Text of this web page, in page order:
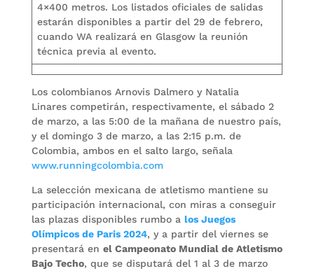
4×400 metros. Los listados oficiales de salidas
estarán disponibles a partir del 29 de febrero,
cuando WA realizará en Glasgow la reunión
técnica previa al evento.
Los colombianos Arnovis Dalmero y Natalia
Linares competirán, respectivamente, el sábado 2
de marzo, a las 5:00 de la mañana de nuestro país,
y el domingo 3 de marzo, a las 2:15 p.m. de
Colombia, ambos en el salto largo, señala
www.runningcolombia.com
La selección mexicana de atletismo mantiene su
participación internacional, con miras a conseguir
las plazas disponibles rumbo a los Juegos
Olímpicos de Paris 2024, y a partir del viernes se
presentará en el Campeonato Mundial de Atletismo
Bajo Techo, que se disputará del 1 al 3 de marzo